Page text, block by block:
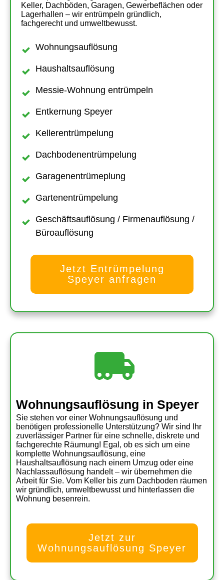
Keller, Dachböden, Garagen, Gewerbeflächen oder
Lagerhallen – wir entrümpeln gründlich,
fachgerecht und umweltbewusst.
Wohnungsauflösung
Haushaltsauflösung
Messie-Wohnung entrümpeln
Entkernung Speyer
Kellerentrümpelung
Dachbodenentrümpelung
Garagenentrümeplung
Gartenentrümpelung
Geschäftsauflösung / Firmenauflösung /
Büroauflösung
Jetzt Entrümpelung
Speyer anfragen
Wohnungsauflösung in Speyer
Sie stehen vor einer Wohnungsauflösung und
benötigen professionelle Unterstützung? Wir sind Ihr
zuverlässiger Partner für eine schnelle, diskrete und
fachgerechte Räumung! Egal, ob es sich um eine
komplette Wohnungsauflösung, eine
Haushaltsauflösung nach einem Umzug oder eine
Nachlassauflösung handelt – wir übernehmen die
Arbeit für Sie. Vom Keller bis zum Dachboden räumen
wir gründlich, umweltbewusst und hinterlassen die
Wohnung besenrein.
Jetzt zur
Wohnungsauflösung Speyer